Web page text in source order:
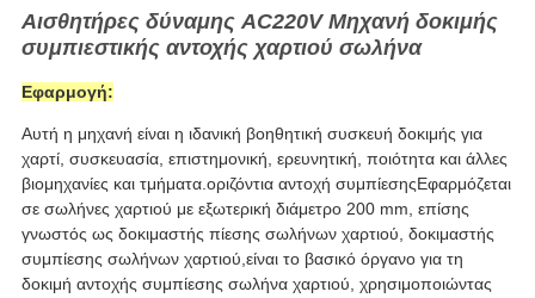
Αισθητήρες δύναμης AC220V Μηχανή δοκιμής
συμπιεστικής αντοχής χαρτιού σωλήνα
Εφαρμογή:
Αυτή η μηχανή είναι η ιδανική βοηθητική συσκευή δοκιμής για
χαρτί, συσκευασία, επιστημονική, ερευνητική, ποιότητα και άλλες
βιομηχανίες και τμήματα.οριζόντια αντοχή συμπίεσηςΕφαρμόζεται
σε σωλήνες χαρτιού με εξωτερική διάμετρο 200 mm, επίσης
γνωστός ως δοκιμαστής πίεσης σωλήνων χαρτιού, δοκιμαστής
συμπίεσης σωλήνων χαρτιού,είναι το βασικό όργανο για τη
δοκιμή αντοχής συμπίεσης σωλήνα χαρτιού, χρησιμοποιώντας